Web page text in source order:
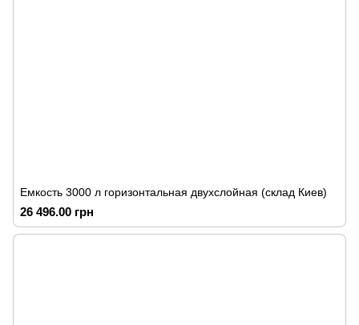
Емкость 3000 л горизонтальная двухслойная (склад Киев)
26 496.00 грн